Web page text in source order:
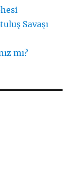
Savaşı
mı?